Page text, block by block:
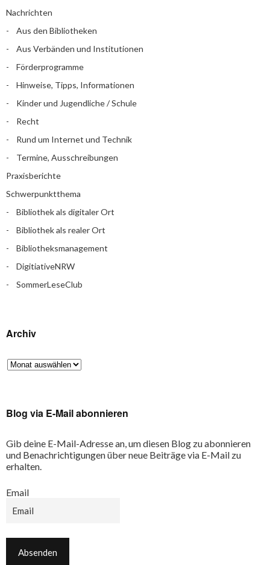
Nachrichten
Aus den Bibliotheken
Aus Verbänden und Institutionen
Förderprogramme
Hinweise, Tipps, Informationen
Kinder und Jugendliche / Schule
Recht
Rund um Internet und Technik
Termine, Ausschreibungen
Praxisberichte
Schwerpunktthema
Bibliothek als digitaler Ort
Bibliothek als realer Ort
Bibliotheksmanagement
DigitiativeNRW
SommerLeseClub
Archiv
Blog via E-Mail abonnieren
Gib deine E-Mail-Adresse an, um diesen Blog zu abonnieren
und Benachrichtigungen über neue Beiträge via E-Mail zu
erhalten.
Email